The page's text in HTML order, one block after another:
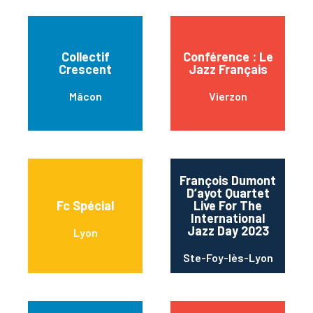
Collectif
Crescent
Mâcon
Conférence : Le
Jazz Français
Vierzon
Fc Spécial
Lyon
François Dumont
D’ayot Quartet
Live For The
International
Jazz Day 2023
Ste-Foy-lès-Lyon